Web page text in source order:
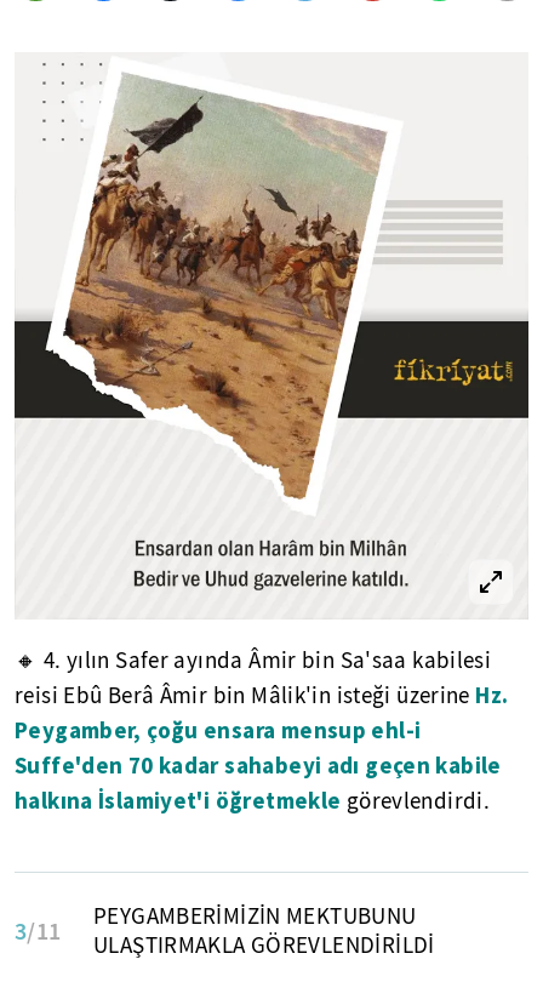
🔸 4. yılın Safer ayında Âmir bin Sa'saa kabilesi
reisi Ebû Berâ Âmir bin Mâlik'in isteği üzerine Hz.
Peygamber, çoğu ensara mensup ehl-i
Suffe'den 70 kadar sahabeyi adı geçen kabile
halkına İslamiyet'i öğretmekle görevlendirdi.
3/11
PEYGAMBERİMİZİN MEKTUBUNU
ULAŞTIRMAKLA GÖREVLENDİRİLDİ